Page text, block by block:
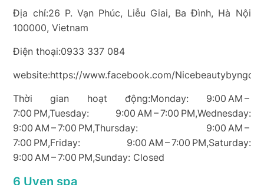
Địa chỉ:26 P. Vạn Phúc, Liễu Giai, Ba Đình, Hà Nội
100000, Vietnam
Điện thoại:0933 337 084
website:https://www.facebook.com/
Thời gian hoạt động:Monday: 9:00 AM –
7:00 PM,Tuesday: 9:00 AM – 7:00 PM,Wednesday:
9:00 AM – 7:00 PM,Thursday: 9:00 AM –
7:00 PM,Friday: 9:00 AM – 7:00 PM,Saturday:
9:00 AM – 7:00 PM,Sunday: Closed
6 Uyen spa